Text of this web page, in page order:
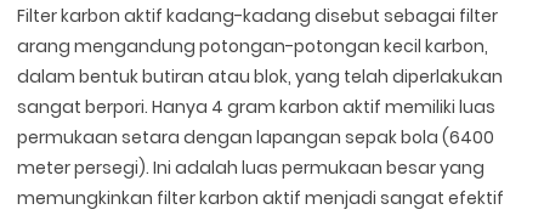
Filter karbon aktif kadang-kadang disebut sebagai filter
arang mengandung potongan-potongan kecil karbon,
dalam bentuk butiran atau blok, yang telah diperlakukan
sangat berpori. Hanya 4 gram karbon aktif memiliki luas
permukaan setara dengan lapangan sepak bola (6400
meter persegi). Ini adalah luas permukaan besar yang
memungkinkan filter karbon aktif menjadi sangat efektif